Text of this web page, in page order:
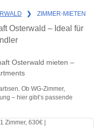
❯ ZIMMER-MIETEN
Osterwald – Ideal für
Osterwald mieten –
Ob WG-Zimmer,
– hier gibt’s passende